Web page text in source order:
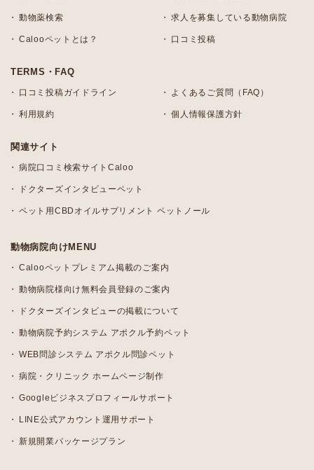
動物薬検索 求人を募集している動物病院
Calooペットとは？ 口コミ投稿
TERMS・FAQ
口コミ投稿ガイドライン よくあるご質問（FAQ）
利用規約 個人情報保護方針
関連サイト
病院口コミ検索サイトCaloo
ドクターズインタビューペット
ペット用CBDオイルサプリメント ペットノール
動物病院向けMENU
Calooペットプレミアム掲載のご案内
動物病院様向け無料会員登録のご案内
ドクターズインタビューの掲載について
動物病院予約システム アポクル予約ペット
WEB問診システム アポクル問診ペット
病院・クリニック ホームページ制作
Googleビジネスプロフィールサポート
LINE公式アカウント運用サポート
新規開業パッケージプラン